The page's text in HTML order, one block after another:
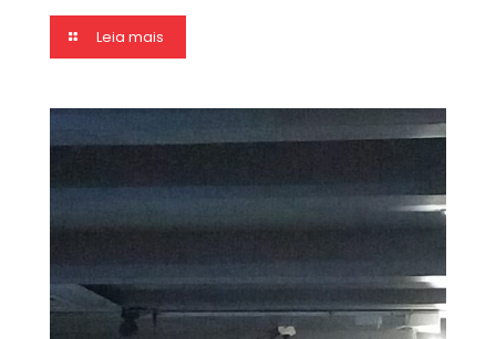
Leia mais